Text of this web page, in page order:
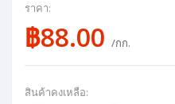
ราคา:
฿88.00 /กก.
สินค้าคงเหลือ: